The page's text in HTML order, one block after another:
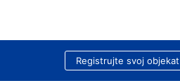
Registrujte svoj objekat